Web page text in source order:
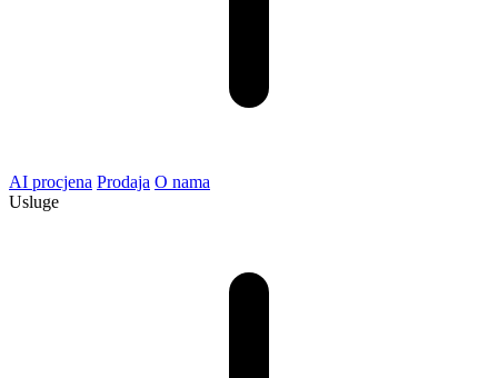
AI procjena Prodaja O nama
Usluge